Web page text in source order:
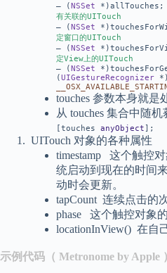
– (NSSet
有关联的UITouch
– (NSSet
定窗口的UITouch
– (NSSet
定View上的UITouch
– (NSSet
(UIGestureRecognizer
touches 参数本身就是
从 touches 集合中随
[touches anyObject];
UITouch 对象的各种属性
timestamp 这个触控
统启动到现在的时间
动时会更新。
tapCount 连续点击的
phase 这个触控对象
locationInView() 在自
示例代码（ Metronome by Apple